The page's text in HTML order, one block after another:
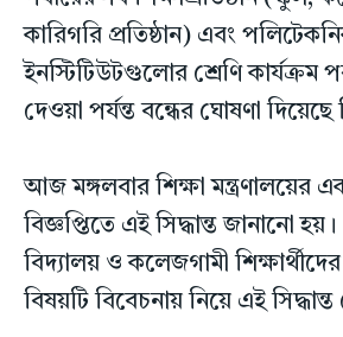
কারিগরি প্রতিষ্ঠান) এবং
ইনস্টিটিউটগুলোর শ্রেণি কার্যক্রম
দেওয়া পর্যন্ত বন্ধের ঘোষণা দিয়েছে
আজ মঙ্গলবার শিক্ষা মন্ত্রণালয়ের
বিজ্ঞপ্তিতে এই সিদ্ধান্ত জানানো
বিদ্যালয় ও কলেজগামী শিক্ষার্থীদের
বিষয়টি বিবেচনায় নিয়ে এই